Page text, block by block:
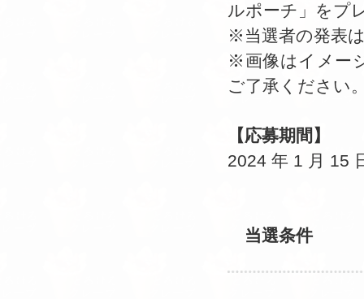
ルポーチ」をプ
※当選者の発表
※画像はイメー
ご了承ください
【応募期間】
2024 年 1 月 15
当選条件